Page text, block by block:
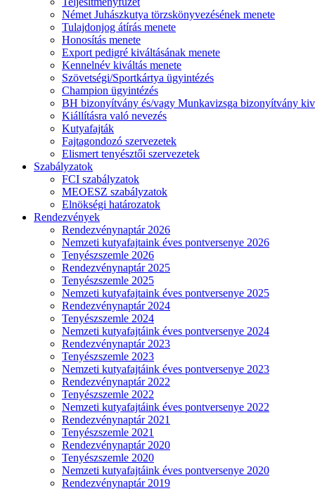
Német Juhászkutya törzskönyvezésének menete
Tulajdonjog átírás menete
Honosítás menete
Export pedigré kiváltásának menete
Kennelnév kiváltás menete
Szövetségi/Sportkártya ügyintézés
Champion ügyintézés
BH bizonyítvány és/vagy Munkavizsga bizonyítvány
Kiállításra való nevezés
Kutyafajták
Fajtagondozó szervezetek
Elismert tenyésztői szervezetek
Szabályzatok
FCI szabályzatok
MEOESZ szabályzatok
Elnökségi határozatok
Rendezvények
Rendezvénynaptár 2026
Nemzeti kutyafajtaink éves pontversenye 2026
Tenyészszemle 2026
Rendezvénynaptár 2025
Tenyészszemle 2025
Nemzeti kutyafajtaink éves pontversenye 2025
Rendezvénynaptár 2024
Tenyészszemle 2024
Nemzeti kutyafajtáink éves pontversenye 2024
Rendezvénynaptár 2023
Tenyészszemle 2023
Nemzeti kutyafajtáink éves pontversenye 2023
Rendezvénynaptár 2022
Tenyészszemle 2022
Nemzeti kutyafajtáink éves pontversenye 2022
Rendezvénynaptár 2021
Tenyészszemle 2021
Rendezvénynaptár 2020
Tenyészszemle 2020
Nemzeti kutyafajtáink éves pontversenye 2020
Rendezvénynaptár 2019